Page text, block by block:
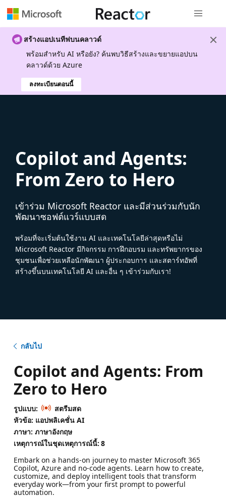
สร้างแอปเนทีฟบนคลาวด์
พร้อมสําหรับ AI หรือยัง? ค้นพบวิธีสร้างและขยายแอปบน
คลาวด์ด้วย Azure
ลงทะเบียนตอนนี้
Copilot and Agents:
From Zero to Hero
เข้าร่วม Microsoft Reactor และมีส่วนร่วมกับนัก
พัฒนาซอฟต์แวร์แบบสด
พร้อมที่จะเริ่มต้นใช้งาน AI และเทคโนโลยีล่าสุดหรือไม่
Microsoft Reactor มีกิจกรรม การฝึกอบรม และทรัพยากรของ
ชุมชนเพื่อช่วยเหลือนักพัฒนา ผู้ประกอบการ และสตาร์ทอัพที่
สร้างขึ้นบนเทคโนโลยี AI และอื่น ๆ เข้าร่วมกับเรา!
กลับไป
Copilot and Agents: From
Zero to Hero
รูปแบบ:
สตรีมสด
หัวข้อ: แอปพลิเคชั่น AI
ภาษา: ภาษาอังกฤษ
เหตุการณ์ในชุดเหตุการณ์นี้: 8
Embark on a hands-on journey to master Microsoft 365
Copilot, Azure and no-code agents. Learn how to create,
customize, and deploy intelligent tools that transform
everyday work—from your first prompt to powerful
automation.